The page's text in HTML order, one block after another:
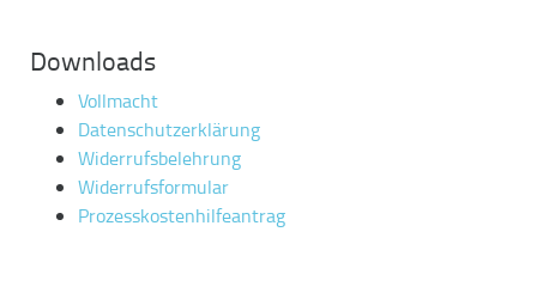
Downloads
Vollmacht
Datenschutzerklärung
Widerrufsbelehrung
Widerrufsformular
Prozesskostenhilfeantrag